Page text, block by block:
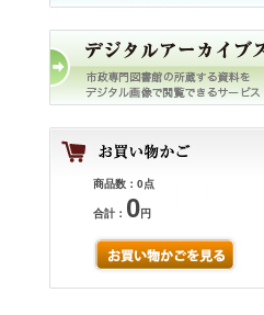
商品数：0点
合計： 0円